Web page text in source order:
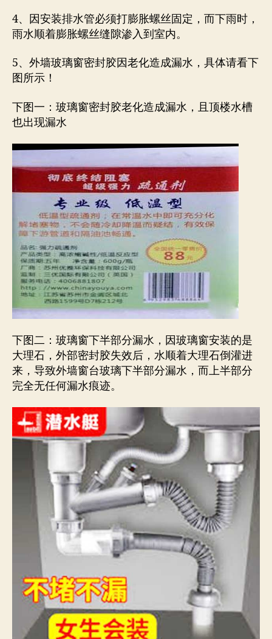
4、因安装排水管必须打膨胀螺丝固定，而下雨时，
雨水顺着膨胀螺丝缝隙渗入到室内。
5、外墙玻璃窗密封胶因老化造成漏水，具体请看下
图所示！
下图一：玻璃窗密封胶老化造成漏水，且顶楼水槽
也出现漏水
下图二：玻璃窗下半部分漏水，因玻璃窗安装的是
大理石，外部密封胶失效后，水顺着大理石倒灌进
来，导致外墙窗台玻璃下半部分漏水，而上半部分
完全无任何漏水痕迹。